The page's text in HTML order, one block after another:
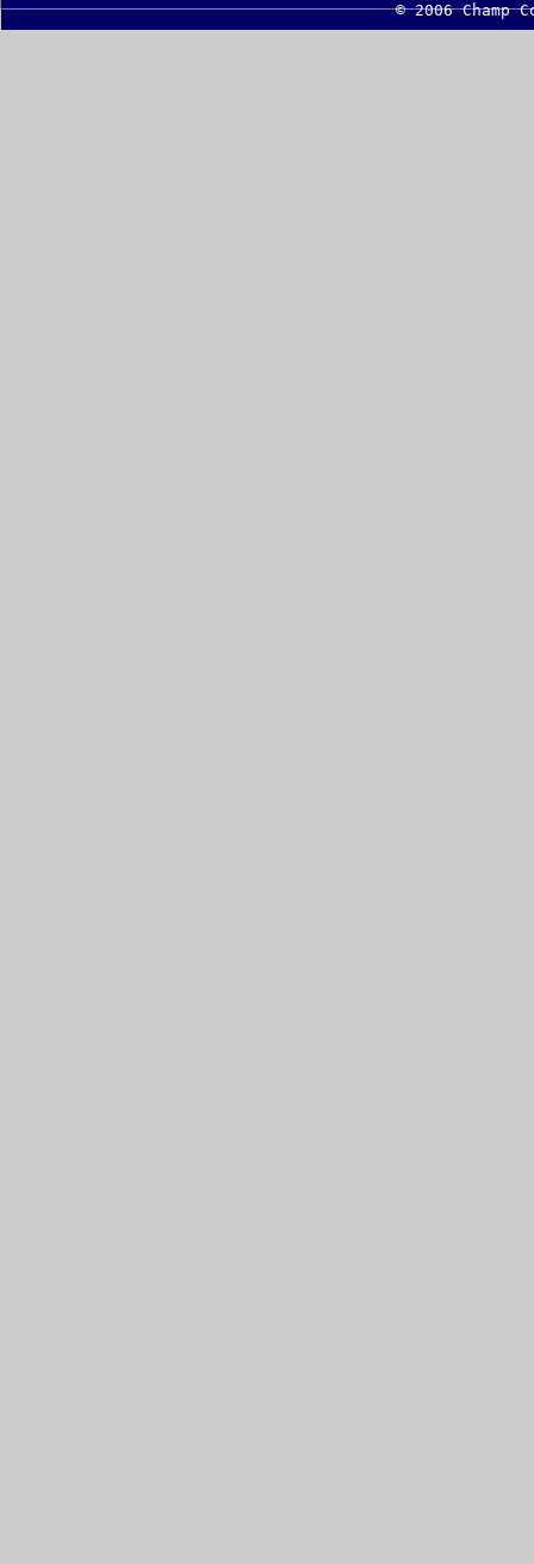
© 2006 Champ